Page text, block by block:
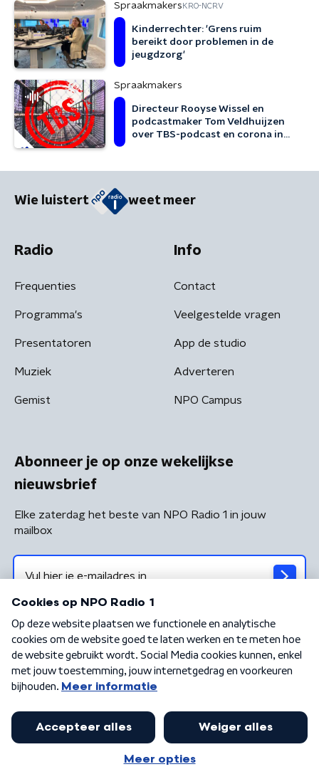
Spraakmakers KRO-NCRV
Kinderrechter: 'Grens ruim
bereikt door problemen in de
jeugdzorg'
Spraakmakers
Directeur Rooyse Wissel en
podcastmaker Tom Veldhuijzen
over TBS-podcast en corona in
Wie luistert weet meer
Radio
Frequenties
Programma's
Presentatoren
Muziek
Gemist
Info
Contact
Veelgestelde vragen
App de studio
Adverteren
NPO Campus
Abonneer je op onze wekelijkse
nieuwsbrief
Elke zaterdag het beste van NPO Radio 1 in jouw
mailbox
Algemene voorwaarden